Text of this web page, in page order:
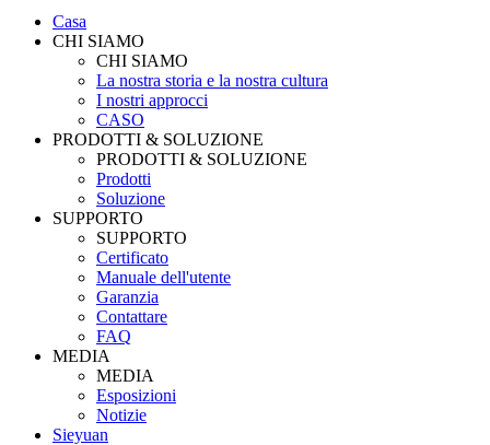
Casa
CHI SIAMO
CHI SIAMO
La nostra storia e la nostra cultura
I nostri approcci
CASO
PRODOTTI & SOLUZIONE
PRODOTTI & SOLUZIONE
Prodotti
Soluzione
SUPPORTO
SUPPORTO
Certificato
Manuale dell'utente
Garanzia
Contattare
FAQ
MEDIA
MEDIA
Esposizioni
Notizie
Sieyuan